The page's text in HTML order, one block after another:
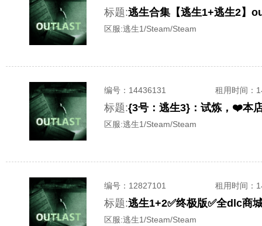
标题:逃生合集【逃生1+逃生2】
区服:逃生1/Steam/Steam
编号： 14436131 租用时间 ：
标题:{3号：逃生3}：试炼，❤️本
区服:逃生1/Steam/Steam
编号： 12827101 租用时间 ：
标题:逃生1+2✅终极版✅全dlc商
区服:逃生1/Steam/Steam